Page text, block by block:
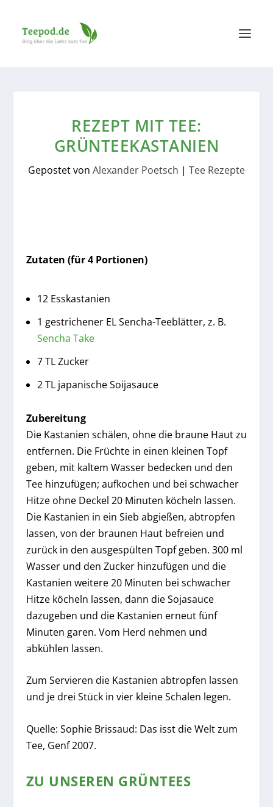
REZEPT MIT TEE:
GRÜNTEEKASTANIEN
Gepostet von Alexander Poetsch | Tee Rezepte
Zutaten (für 4 Portionen)
12 Esskastanien
1 gestrichener EL Sencha-Teeblätter, z. B.
Sencha Take
7 TL Zucker
2 TL japanische Soijasauce
Zubereitung
Die Kastanien schälen, ohne die braune Haut zu
entfernen. Die Früchte in einen kleinen Topf
geben, mit kaltem Wasser bedecken und den
Tee hinzufügen; aufkochen und bei schwacher
Hitze ohne Deckel 20 Minuten köcheln lassen.
Die Kastanien in ein Sieb abgießen, abtropfen
lassen, von der braunen Haut befreien und
zurück in den ausgespülten Topf geben. 300 ml
Wasser und den Zucker hinzufügen und die
Kastanien weitere 20 Minuten bei schwacher
Hitze köcheln lassen, dann die Sojasauce
dazugeben und die Kastanien erneut fünf
Minuten garen. Vom Herd nehmen und
abkühlen lassen.
Zum Servieren die Kastanien abtropfen lassen
und je drei Stück in vier kleine Schalen legen.
Quelle: Sophie Brissaud: Das isst die Welt zum
Tee, Genf 2007.
ZU UNSEREN GRÜNTEES